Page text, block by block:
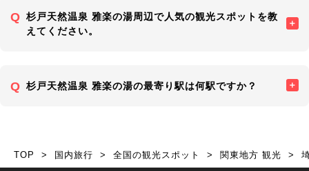
杉戸天然温泉 雅楽の湯周辺で人気の観光スポットを教
えてください。
杉戸天然温泉 雅楽の湯の最寄り駅は何駅ですか？
TOP 国内旅行 全国の観光スポット 関東地方 観光